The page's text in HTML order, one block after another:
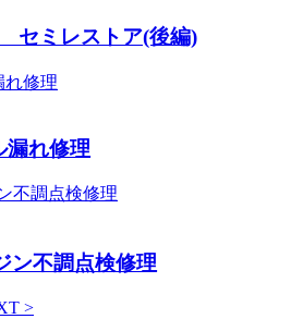
ミレストア(後編)
漏れ修理
ン不調点検修理
>